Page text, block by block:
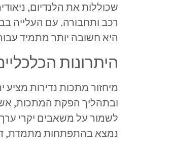
שכוללות את הלנדיום,
רכב ותחבורה. עם העלייה
היא חשובה יותר מתמיד
היתרונות
מיחזור מתכות נדירות
ובתהליך הפקת המתכות,
לשמור על משאבים יקרי
נמצא בהתפתחות מתמדת,